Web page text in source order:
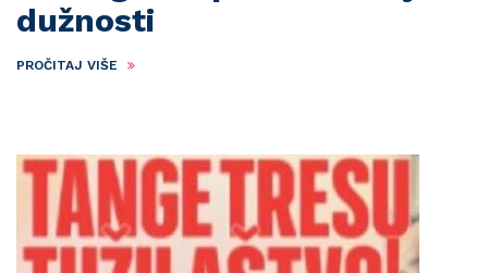
dužnosti
PROČITAJ VIŠE